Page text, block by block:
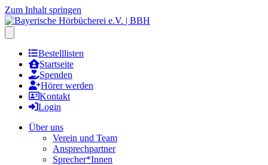
Zum Inhalt springen
Bestelllisten
Startseite
Spenden
Hörer werden
Kontakt
Login
Über uns
Verein und Team
Ansprechpartner
Sprecher*Innen